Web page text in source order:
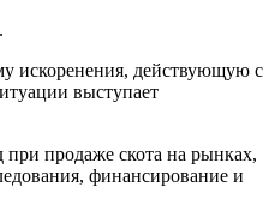
искоренения, действующую с
выступает
при продаже скота на рынках,
финансирование и